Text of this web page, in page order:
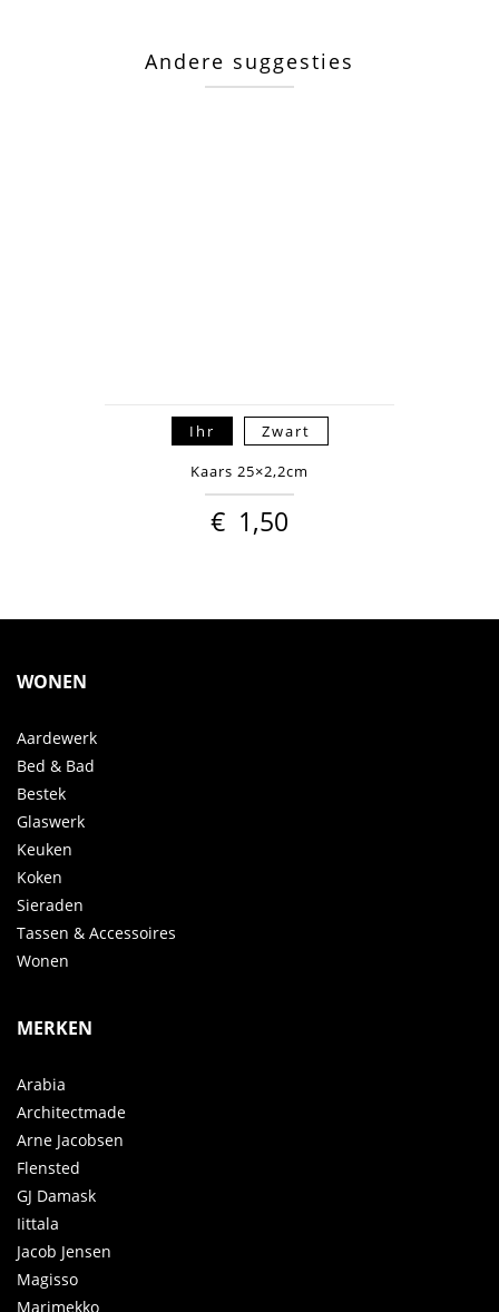
Andere suggesties
Ihr Zwart
Kaars 25×2,2cm
€ 1,50
WONEN
Aardewerk
Bed & Bad
Bestek
Glaswerk
Keuken
Koken
Sieraden
Tassen & Accessoires
Wonen
MERKEN
Arabia
Architectmade
Arne Jacobsen
Flensted
GJ Damask
Iittala
Jacob Jensen
Magisso
Marimekko